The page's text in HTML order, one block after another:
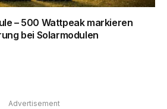
– 500 Wattpeak markieren
bei Solarmodulen
Advertisement